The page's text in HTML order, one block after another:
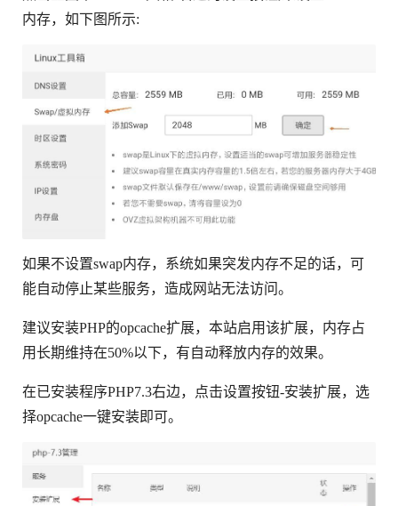
内存，如下图所示:
如果不设置swap内存，系统如果突发内存不足的话，可
能自动停止某些服务，造成网站无法访问。
建议安装PHP的opcache扩展，本站启用该扩展，内存占
用长期维持在50%以下，有自动释放内存的效果。
在已安装程序PHP7.3右边，点击设置按钮-安装扩展，选
择opcache一键安装即可。